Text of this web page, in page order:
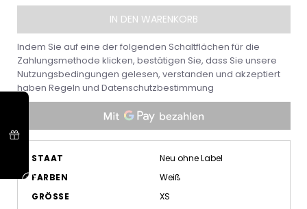
IN DEN WARENKORB
Indem Sie auf eine der folgenden Schaltflächen für die
Zahlungsmethode klicken, bestätigen Sie, dass Sie unsere
Nutzungsbedingungen gelesen, verstanden und akzeptiert
haben Regeln und Datenschutzbestimmung
STAAT
Neu ohne Label
FARBEN
Weiß
GRÖSSE
XS